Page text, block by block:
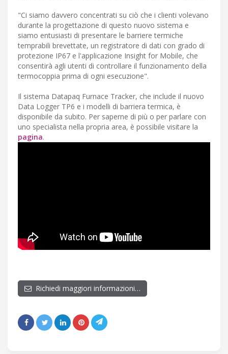
"Ci siamo davvero concentrati su ciò che i clienti volevano
durante la progettazione di questo nuovo sistema e
siamo entusiasti di presentare le barriere termiche
temprabili brevettate, un registratore di dati con grado di
protezione IP67 e l'applicazione Insight for Mobile, che
consentirà agli utenti di controllare il funzionamento della
termocoppia prima di ogni esecuzione".
Il sistema Datapaq Furnace Tracker, che include il nuovo
Data Logger TP6 e i modelli di barriera termica, è
disponibile da subito. Per saperne di più o per parlare con
uno specialista nella propria area, è possibile visitare la
pagina.
Richiedi maggiori informazioni…